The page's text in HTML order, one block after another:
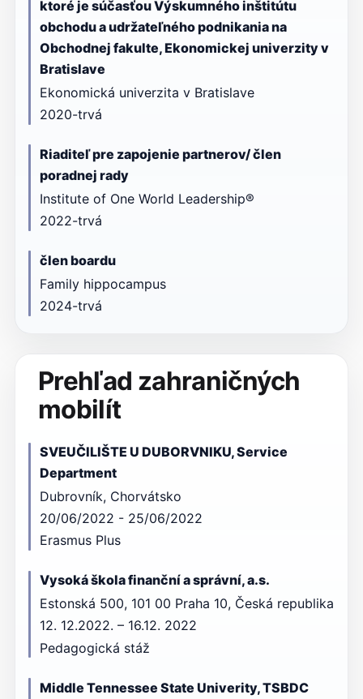
ktoré je súčasťou Výskumného inštitútu
obchodu a udržateľného podnikania na
Obchodnej fakulte, Ekonomickej univerzity v
Bratislave
Ekonomická univerzita v Bratislave
2020-trvá
Riaditeľ pre zapojenie partnerov/ člen
poradnej rady
Institute of One World Leadership®
2022-trvá
člen boardu
Family hippocampus
2024-trvá
Prehľad zahraničných
mobilít
SVEUČILIŠTE U DUBORVNIKU, Service
Department
Dubrovník, Chorvátsko
20/06/2022 - 25/06/2022
Erasmus Plus
Vysoká škola finanční a správní, a.s.
Estonská 500, 101 00 Praha 10, Česká republika
12. 12.2022. – 16.12. 2022
Pedagogická stáž
Middle Tennessee State Univerity, TSBDC